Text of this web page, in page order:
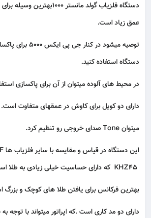
دستگاه فلزیاب گولد مانستر
عمق زیاد است.
توصیه میشود در کنار
دستگاه استفاده کنید.
در محیط های آلوده میتوان از آن برای پاکسازی
دارای دو کویل برای کاوش در عمقهای متفاوت است.
میتوان Tone صدای خروجی رو تنظیم کرد.
بهترین فرکانس برای یافتن طلا های کوچک و
دارای دو مد کاری است .که اپراتور میتواند با توجه به